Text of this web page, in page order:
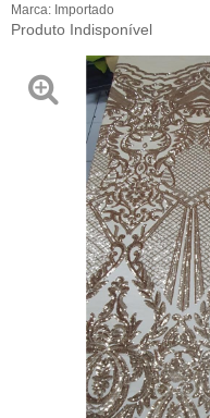
Marca: Importado
Produto Indisponível